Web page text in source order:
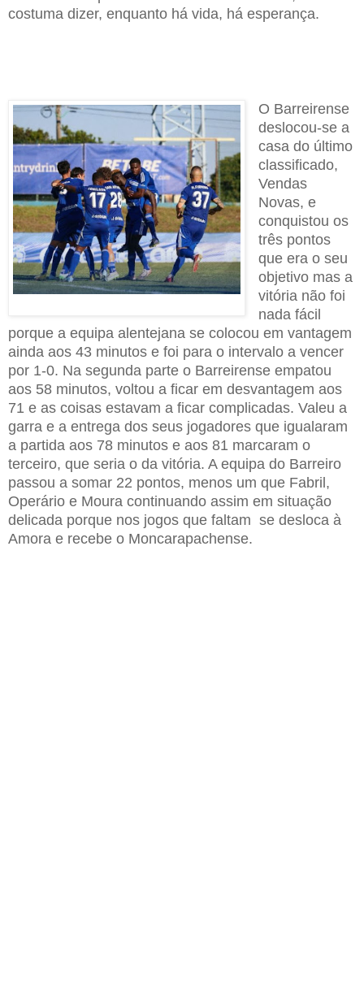
costuma dizer, enquanto há vida, há esperança.
O Barreirense
deslocou-se a
casa do último
classificado,
Vendas
Novas, e
conquistou os
três pontos
que era o seu
objetivo mas a
vitória não foi
nada fácil
porque a equipa alentejana se colocou em vantagem
ainda aos 43 minutos e foi para o intervalo a vencer
por 1-0. Na segunda parte o Barreirense empatou
aos 58 minutos, voltou a ficar em desvantagem aos
71 e as coisas estavam a ficar complicadas. Valeu a
garra e a entrega dos seus jogadores que igualaram
a partida aos 78 minutos e aos 81 marcaram o
terceiro, que seria o da vitória. A equipa do Barreiro
passou a somar 22 pontos, menos um que Fabril,
Operário e Moura continuando assim em situação
delicada porque nos jogos que faltam se desloca à
Amora e recebe o Moncarapachense.